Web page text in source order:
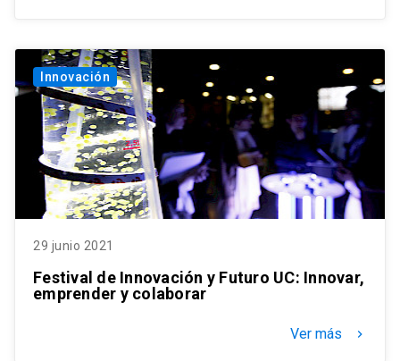
Innovación
29 junio 2021
Festival de Innovación y Futuro UC: Innovar,
emprender y colaborar
Ver más keyboard_arrow_right